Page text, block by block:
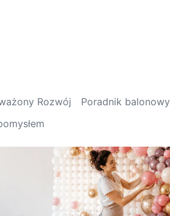
Rozwój
Poradnik balonowy